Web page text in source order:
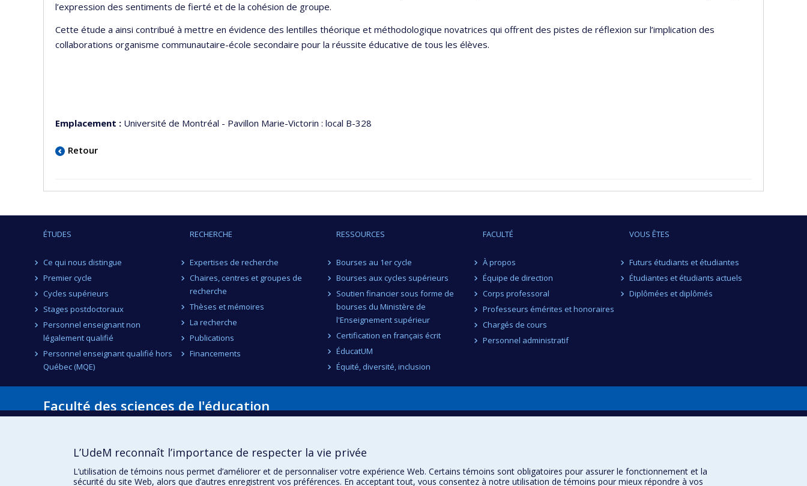
l’expression des sentiments de fierté et de la cohésion de groupe.
Cette étude a ainsi contribué à mettre en évidence des lentilles théorique et méthodologique novatrices qui offrent des pistes de réflexion sur l’implication des
collaborations organisme communautaire-école secondaire pour la réussite éducative de tous les élèves.
Emplacement : Université de Montréal - Pavillon Marie-Victorin : local B-328
Retour
ÉTUDES
Ce qui nous distingue
Premier cycle
Cycles supérieurs
Stages postdoctoraux
Personnel enseignant non
légalement qualifié
Personnel enseignant qualifié hors
Québec (MQE)
RECHERCHE
Expertises de recherche
Chaires, centres et groupes de
recherche
Thèses et mémoires
La recherche
Publications
Financements
RESSOURCES
Bourses au 1er cycle
Bourses aux cycles supérieurs
Soutien financier sous forme de
bourses du Ministère de
l'Enseignement supérieur
Certification en français écrit
ÉducatUM
Équité, diversité, inclusion
FACULTÉ
À propos
Équipe de direction
Corps professoral
Professeurs émérites et honoraires
Chargés de cours
Personnel administratif
VOUS ÊTES
Futurs étudiants et étudiantes
Étudiantes et étudiants actuels
Diplômées et diplômés
Faculté des sciences de l'éducation
Montréal (Québec) H2V 2S9
L’UdeM reconnaît l’importance de respecter la vie privée
L’utilisation de témoins nous permet d’améliorer et de personnaliser votre expérience Web. Certains témoins sont obligatoires pour assurer le fonctionnement et la
sécurité du site Web, alors que d’autres enregistrent vos préférences. En acceptant tout, vous consentez à notre utilisation de témoins pour mieux répondre à vos